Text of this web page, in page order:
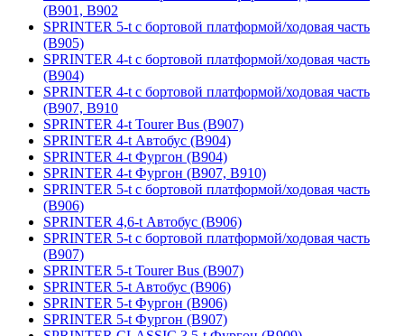
(B901, B902
SPRINTER 5-t c бортовой платформой/ходовая часть
(B905)
SPRINTER 4-t c бортовой платформой/ходовая часть
(B904)
SPRINTER 4-t c бортовой платформой/ходовая часть
(B907, B910
SPRINTER 4-t Tourer Bus (B907)
SPRINTER 4-t Автобус (B904)
SPRINTER 4-t Фургон (B904)
SPRINTER 4-t Фургон (B907, B910)
SPRINTER 5-t c бортовой платформой/ходовая часть
(B906)
SPRINTER 4,6-t Автобус (B906)
SPRINTER 5-t c бортовой платформой/ходовая часть
(B907)
SPRINTER 5-t Tourer Bus (B907)
SPRINTER 5-t Автобус (B906)
SPRINTER 5-t Фургон (B906)
SPRINTER 5-t Фургон (B907)